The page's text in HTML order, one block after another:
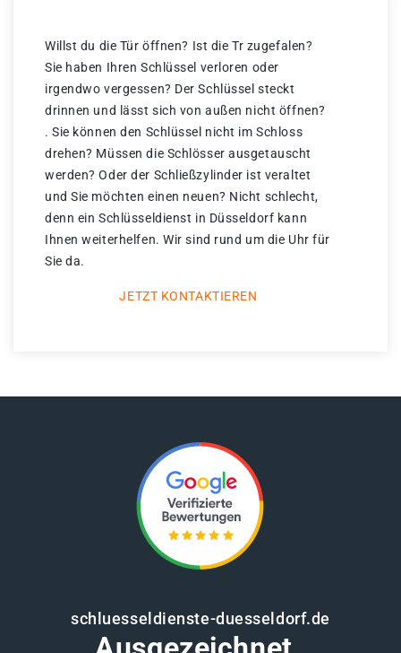
Willst du die Tür öffnen? Ist die Tr zugefalen?
Sie haben Ihren Schlüssel verloren oder
irgendwo vergessen? Der Schlüssel steckt
drinnen und lässt sich von außen nicht öffnen?
. Sie können den Schlüssel nicht im Schloss
drehen? Müssen die Schlösser ausgetauscht
werden? Oder der Schließzylinder ist veraltet
und Sie möchten einen neuen? Nicht schlecht,
denn ein Schlüsseldienst in Düsseldorf kann
Ihnen weiterhelfen. Wir sind rund um die Uhr für
Sie da.
JETZT KONTAKTIEREN
schluesseldienste-duesseldorf.de